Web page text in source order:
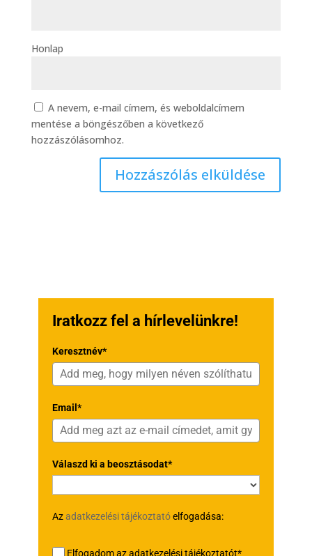
Honlap
A nevem, e-mail címem, és weboldalcímem
mentése a böngészőben a következő
hozzászólásomhoz.
Iratkozz fel a hírlevelünkre!
Keresztnév*
Email*
Válaszd ki a beosztásodat*
Azadatkezelési tájékoztatóelfogadása:
Elfogadom az adatkezelési tájékoztatót*